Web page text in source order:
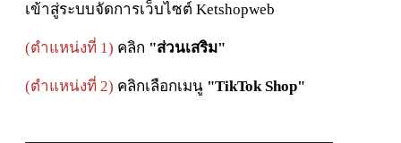
เข้าสู่ระบบจัดการเว็บไซต์ Ketshopweb
(ตำแหน่งที่ 1) คลิก "ส่วนเสริม"
(ตำแหน่งที่ 2) คลิกเลือกเมนู "TikTok Shop"